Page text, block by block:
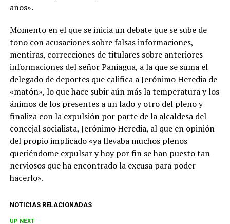
años».
Momento en el que se inicia un debate que se sube de
tono con acusaciones sobre falsas informaciones,
mentiras, correcciones de titulares sobre anteriores
informaciones del señor Paniagua, a la que se suma el
delegado de deportes que califica a Jerónimo Heredia de
«matón», lo que hace subir aún más la temperatura y los
ánimos de los presentes a un lado y otro del pleno y
finaliza con la expulsión por parte de la alcaldesa del
concejal socialista, Jerónimo Heredia, al que en opinión
del propio implicado «ya llevaba muchos plenos
queriéndome expulsar y hoy por fin se han puesto tan
nerviosos que ha encontrado la excusa para poder
hacerlo».
NOTICIAS RELACIONADAS
UP NEXT